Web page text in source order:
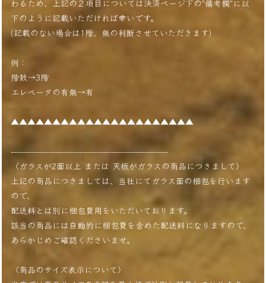
わるため、上記の２項目については決済ページ下の"備考欄"に以
下のように記載いただければ幸いです。
(記載のない場合は1階、無の判断させていただきます)
例：
階数→3階
エレベータの有無→有
▲▲▲▲▲▲▲▲▲▲▲▲▲▲▲▲▲▲▲▲▲▲
-----------------------------------------------------
〈ガラスが2面以上 または 天板がガラスの商品につきまして〉
上記の商品につきましては、当社にてガラス面の梱包を行います
ので、
配送料とは別に梱包費用をいただいております。
該当の商品には自動的に梱包費を含めた配送料になりますので、
あらかじめご確認くださいませ。
〈商品のサイズ表示について〉